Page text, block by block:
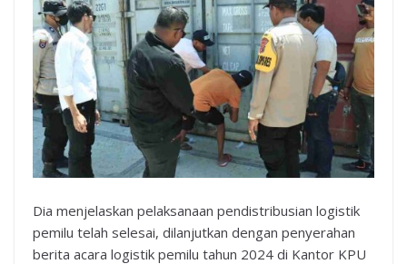
Dia menjelaskan pelaksanaan pendistribusian logistik
pemilu telah selesai, dilanjutkan dengan penyerahan
berita acara logistik pemilu tahun 2024 di Kantor KPU